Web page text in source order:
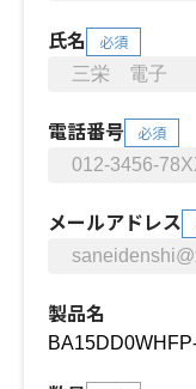
氏名 必須
電話番号 必須
メールアドレス
製品名